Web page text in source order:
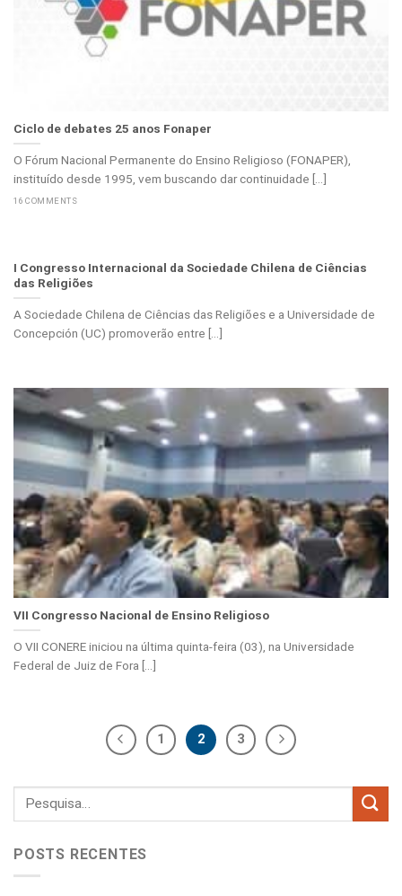
Ciclo de debates 25 anos Fonaper
O Fórum Nacional Permanente do Ensino Religioso (FONAPER),
instituído desde 1995, vem buscando dar continuidade [...]
16 COMMENTS
I Congresso Internacional da Sociedade Chilena de Ciências
das Religiões
A Sociedade Chilena de Ciências das Religiões e a Universidade de
Concepción (UC) promoverão entre [...]
VII Congresso Nacional de Ensino Religioso
O VII CONERE iniciou na última quinta-feira (03), na Universidade
Federal de Juiz de Fora [...]
1 2 3
POSTS RECENTES